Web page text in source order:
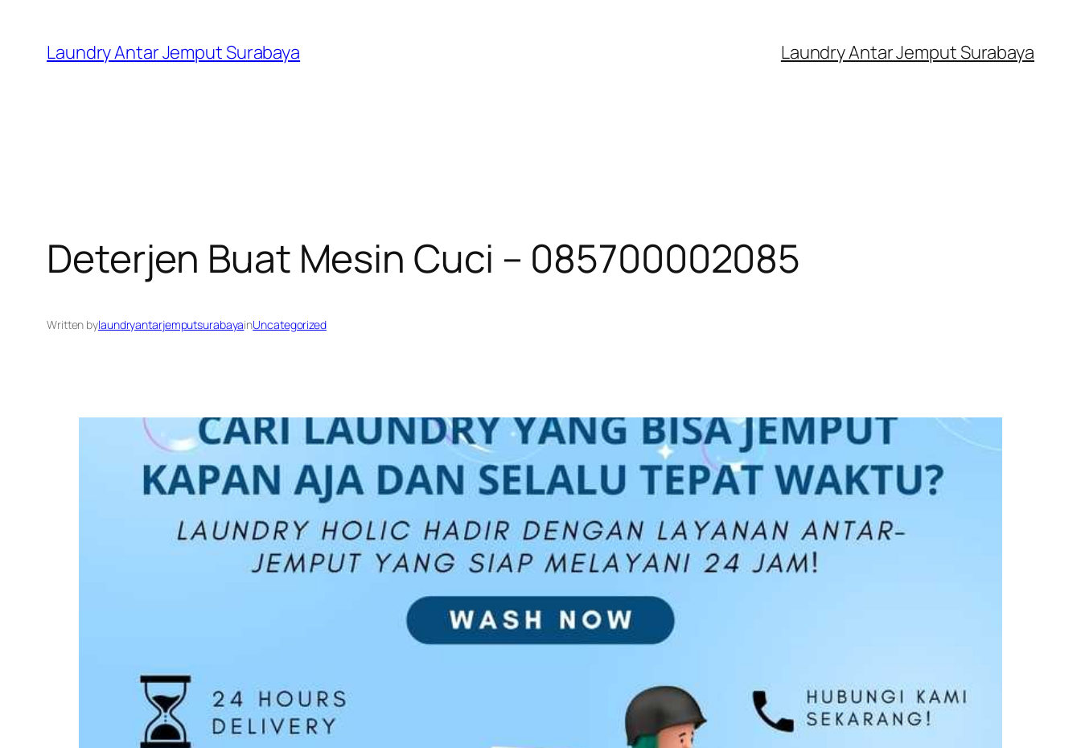
content
Laundry Antar Jemput Surabaya Laundry Antar Jemput Surabaya
Deterjen Buat Mesin Cuci – 085700002085
Written bylaundryantarjemputsurabayainUncategorized